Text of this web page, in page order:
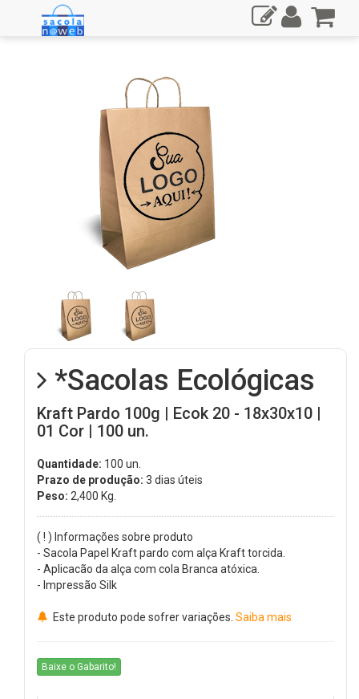
*Sacolas Ecológicas
Kraft Pardo 100g | Ecok 20 - 18x30x10 |
01 Cor | 100 un.
Quantidade: 100 un.
Prazo de produção: 3 dias úteis
Peso: 2,400 Kg.
( ! ) Informações sobre produto
- Sacola Papel Kraft pardo com alça Kraft torcida.
- Aplicacão da alça com cola Branca atóxica.
- Impressão Silk
Este produto pode sofrer variações. Saiba mais
Baixe o Gabarito!